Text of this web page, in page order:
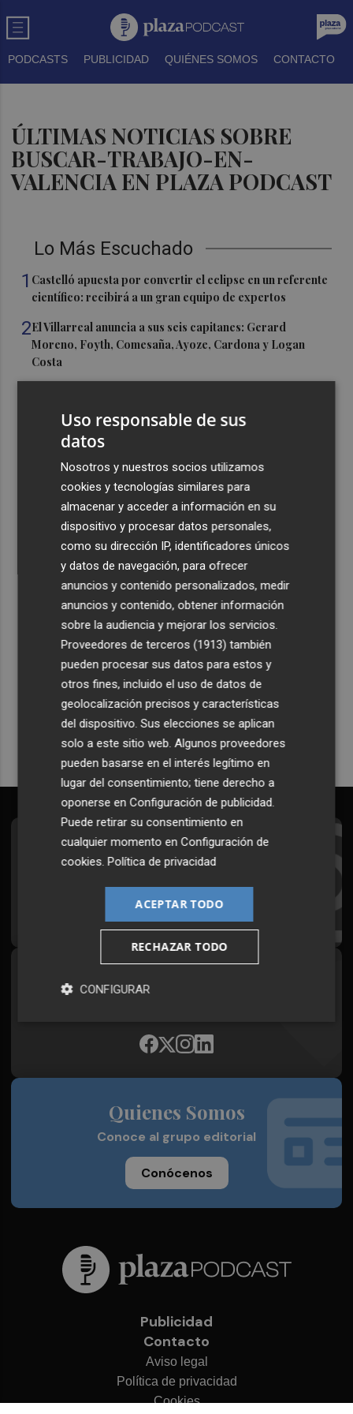
PODCASTS PUBLICIDAD QUIÉNES SOMOS CONTACTO
ÚLTIMAS NOTICIAS SOBRE
BUSCAR-TRABAJO-EN-
VALENCIA EN PLAZA PODCAST
Lo Más Escuchado
1 Castelló apuesta por convertir el eclipse en un referente
científico: recibirá a un gran equipo de expertos
2El Villarreal anuncia a sus seis capitanes: Gerard
Moreno, Foyth, Comesaña, Ayoze, Cardona y Logan
Costa
San Javier da viabilidad al nuevo contrato del transporte
324 habitaciones
Estos son los estrenos que abren la cartelera en agosto:
de la comedia 'El último mono' a una nueva entrega de
'La Patrulla Canina'
Recibe toda la actualidad de
Plaza Podcast en tu correo
Quiero suscribirme
Suscríbete al Boletín
¡Quiero suscribirme!
Síguenos en redes
Quienes Somos
Conoce al grupo editorial
Conócenos
Publicidad
Contacto
Aviso legal
Política de privacidad
Cookies
Uso responsable de sus
datos
Nosotros y nuestros socios utilizamos
cookies y tecnologías similares para
almacenar y acceder a información en su
dispositivo y procesar datos personales,
como su dirección IP, identificadores únicos
y datos de navegación, para ofrecer
anuncios y contenido personalizados, medir
anuncios y contenido, obtener información
sobre la audiencia y mejorar los servicios.
Proveedores de terceros (1913) también
pueden procesar sus datos para estos y
otros fines, incluido el uso de datos de
geolocalización precisos y características
del dispositivo. Sus elecciones se aplican
solo a este sitio web. Algunos proveedores
pueden basarse en el interés legítimo en
lugar del consentimiento; tiene derecho a
oponerse enConfiguración de publicidad.
Puede retirar su consentimiento en
cualquier momento enConfiguración de
cookies.Política de privacidad
ACEPTAR TODO
RECHAZAR TODO
CONFIGURAR